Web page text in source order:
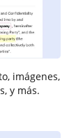
imágenes,
y más.